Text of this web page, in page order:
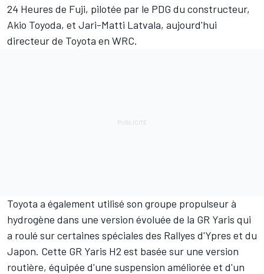
24 Heures de Fuji, pilotée par le PDG du constructeur,
Akio Toyoda, et Jari-Matti Latvala, aujourd'hui
directeur de Toyota en WRC.
Toyota a également utilisé son groupe propulseur à
hydrogène dans une version évoluée de la GR Yaris qui
a roulé sur certaines spéciales des Rallyes d'Ypres et du
Japon. Cette GR Yaris H2 est basée sur une version
routière, équipée d'une suspension améliorée et d'un